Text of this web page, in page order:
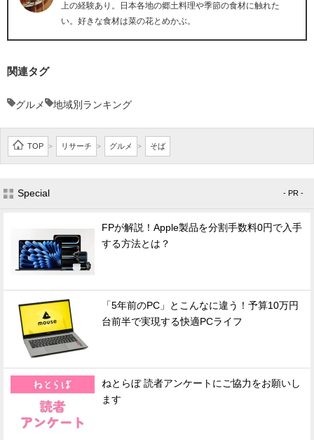
上の経験あり。日本各地の郷土料理や季節の食材に触れた
い。好きな食材は菜の花とめかぶ。
関連タグ
グルメ 地域別ランキング
TOP > リサーチ > グルメ > そば
Special - PR -
FPが解説！Apple製品を分割手数料0円で入手
する方法とは？
「5年前のPC」とこんなに違う！予算10万円
台前半で実現する快適PCライフ
ねとらぼ 読者アンケートにご協力をお願いし
ます